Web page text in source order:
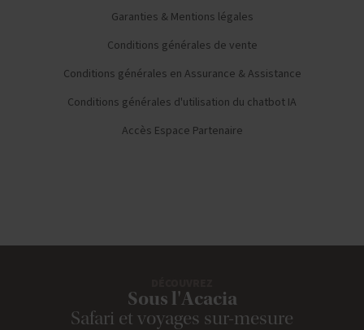
Garanties & Mentions légales
Conditions générales de vente
Conditions générales en Assurance & Assistance
Conditions générales d'utilisation du chatbot IA
Accès Espace Partenaire
Sous l'Acacia
Safari et voyages sur-mesure